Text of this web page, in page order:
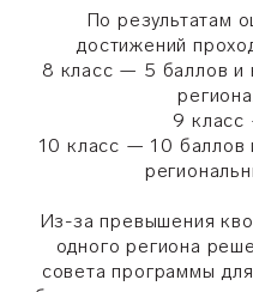
По результатам
достижений
8 класс — 5 баллов и
9 класс
10 класс — 10 баллов
Из-за превышения
одного региона
совета программы